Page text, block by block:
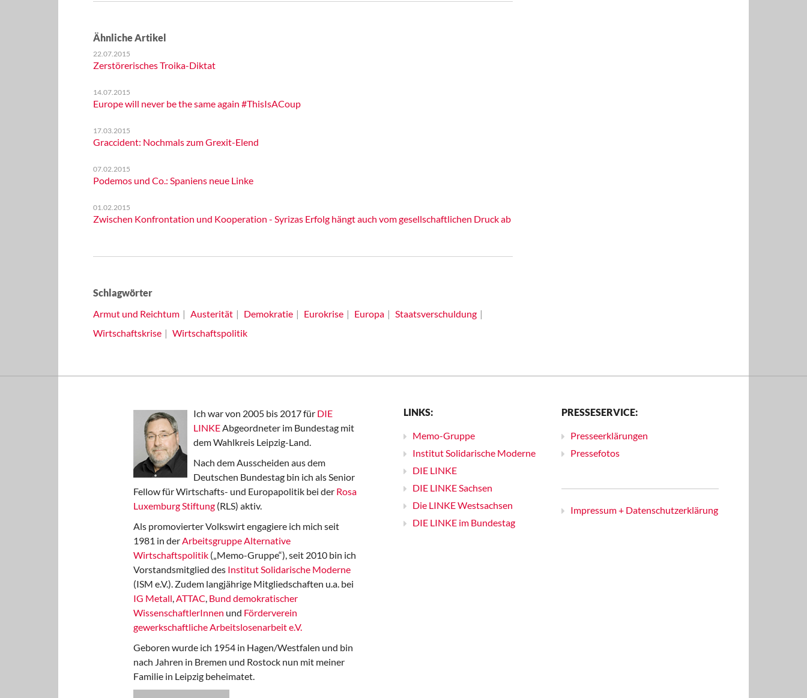
Ähnliche Artikel
22.07.2015
Zerstörerisches Troika-Diktat
14.07.2015
Europe will never be the same again #ThisIsACoup
17.03.2015
Graccident: Nochmals zum Grexit-Elend
07.02.2015
Podemos und Co.: Spaniens neue Linke
01.02.2015
Zwischen Konfrontation und Kooperation - Syrizas Erfolg hängt auch vom gesellschaftlichen Druck ab
Schlagwörter
Armut und Reichtum
Austerität Demokratie Eurokrise Europa
Staatsverschuldung
Wirtschaftskrise
Wirtschaftspolitik
Ich war von 2005 bis 2017 für DIE
LINKEAbgeordneter im Bundestag mit
dem Wahlkreis Leipzig-Land.
Nach dem Ausscheiden aus dem
Deutschen Bundestag bin ich als Senior
Fellow für Wirtschafts- und Europapolitik bei der Rosa
Luxemburg Stiftung (RLS) aktiv.
Als promovierter Volkswirt engagiere ich mich seit
1981 in derArbeitsgruppe Alternative
Wirtschaftspolitik („Memo-Gruppe“), seit 2010 bin ich
Vorstandsmitglied des Institut Solidarische Moderne
(ISM e.V.). Zudem langjährige Mitgliedschaften u.a. bei
IG Metall,ATTAC, Bund demokratischer
WissenschaftlerInnen und Förderverein
gewerkschaftliche Arbeitslosenarbeit e.V.
Geboren wurde ich 1954 in Hagen/Westfalen und bin
nach Jahren in Bremen und Rostock nun mit meiner
Familie in Leipzig beheimatet.
LINKS:
Memo-Gruppe
Institut Solidarische Moderne
DIE LINKE
DIE LINKE Sachsen
Die LINKE Westsachsen
DIE LINKE im Bundestag
PRESSESERVICE:
Presseerklärungen
Pressefotos
Impressum + Datenschutzerklärung